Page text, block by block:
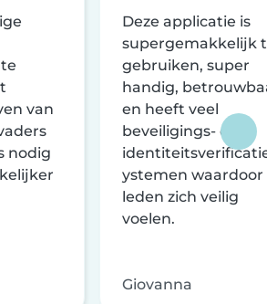
van
nodig
Deze applicatie is
supergemakkelijk
gebruiken, super
handig,
en heeft veel
beveiligings- en
ystemen waardoor
leden zich veilig
voelen.
Giovanna